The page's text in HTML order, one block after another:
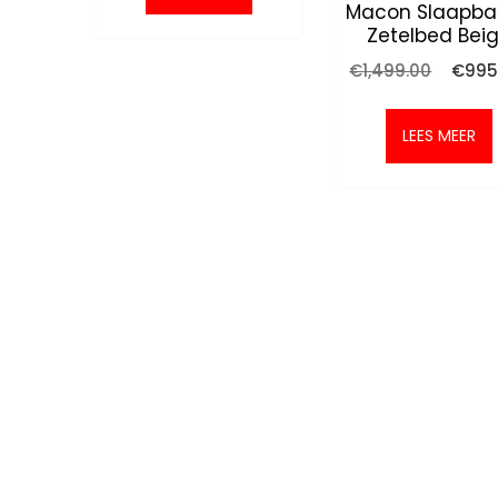
Macon
Zetelbed
€1,499.00
was:
€
LEES MEER